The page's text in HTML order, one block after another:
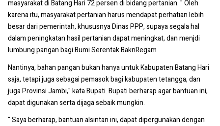
masyarakat di Batang Hari 72 persen di bidang pertanian. " Oleh
karena itu, masyarakat pertanian harus mendapat perhatian lebih
besar dari pemerintah, khususnya Dinas PPP, supaya segala hal
dalam peningkatan hasil pertanian dapat meningkat, dan menjdi
lumbung pangan bagi Bumi Serentak BaknRegam.
Nantinya, bahan pangan bukan hanya untuk Kabupaten Batang Hari
saja, tetapi juga sebagai pemasok bagi kabupaten tetangga, dan
juga Provinsi Jambi," kata Bupati. Bupati berharap agar bantuan ini,
dapat digunakan serta dijaga sebaik mungkin.
" Saya berharap, bantuan alsintan ini, dapat dipergunakan dengan